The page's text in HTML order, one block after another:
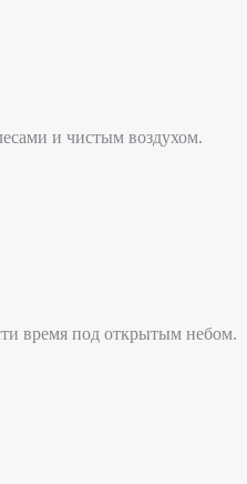
и чистым воздухом.
время под открытым небом.